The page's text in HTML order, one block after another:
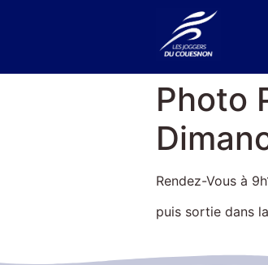
Photo
Rendez-Vous à
puis sortie dans